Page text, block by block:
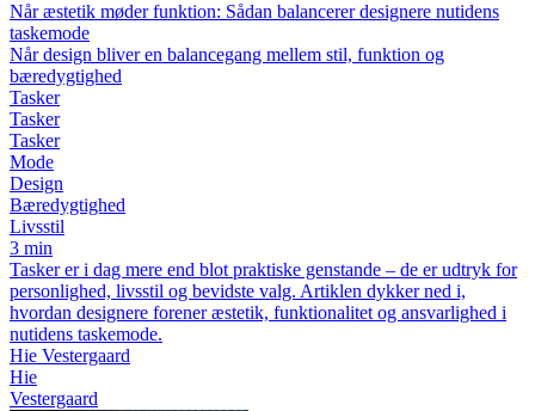
Når æstetik møder funktion: Sådan balancerer designere nutidens
taskemode
Når design bliver en balancegang mellem stil, funktion og
bæredygtighed
Tasker
Tasker
Tasker
Mode
Design
Bæredygtighed
Livsstil
3 min
Tasker er i dag mere end blot praktiske genstande – de er udtryk for
personlighed, livsstil og bevidste valg. Artiklen dykker ned i,
hvordan designere forener æstetik, funktionalitet og ansvarlighed i
nutidens taskemode.
Hie Vestergaard
Hie
Vestergaard